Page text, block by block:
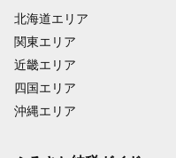
北海道エリア
関東エリア
近畿エリア
四国エリア
沖縄エリア